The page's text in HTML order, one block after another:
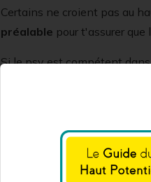
Certains ne croient pas au
préalable pour t'assurer
Si le psy est compétent
Maintenant, tu